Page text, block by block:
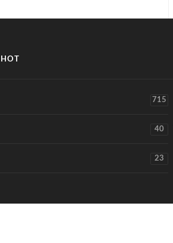
HOT
715
40
23